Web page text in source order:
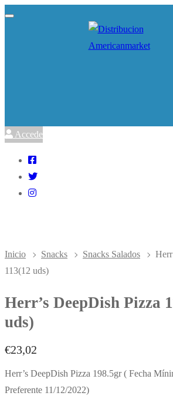
Ir
Menú
Cerrar
Accede
Inicio Snacks Snacks Salados
113(12 uds)
Herr’s DeepDish Pizza
uds)
€23,02
Herr’s DeepDish Pizza 198.5gr ( Fecha
Preferente 11/12/2022)